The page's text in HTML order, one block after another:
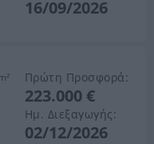
16/09/2026
Πρώτη Προσφορά:
223.000 €
Ημ. Διεξαγωγής:
02/12/2026